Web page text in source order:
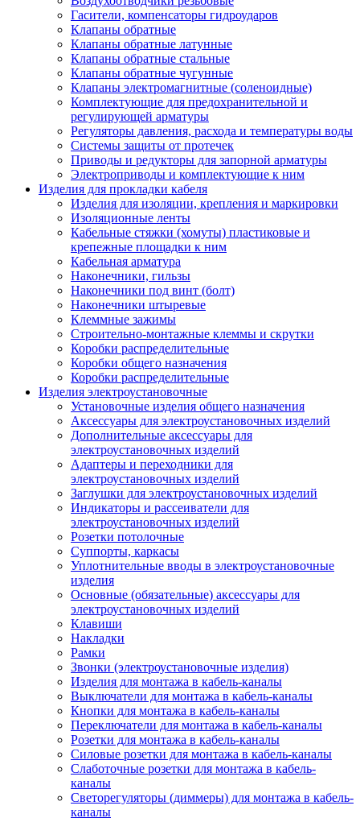
Гасители, компенсаторы гидроударов
Клапаны обратные
Клапаны обратные латунные
Клапаны обратные стальные
Клапаны обратные чугунные
Клапаны электромагнитные (соленоидные)
Комплектующие для предохранительной и
регулирующей арматуры
Регуляторы давления, расхода и температуры воды
Системы защиты от протечек
Приводы и редукторы для запорной арматуры
Электроприводы и комплектующие к ним
Изделия для прокладки кабеля
Изделия для изоляции, крепления и маркировки
Изоляционные ленты
Кабельные стяжки (хомуты) пластиковые и
крепежные площадки к ним
Кабельная арматура
Наконечники, гильзы
Наконечники под винт (болт)
Наконечники штыревые
Клеммные зажимы
Строительно-монтажные клеммы и скрутки
Коробки распределительные
Коробки общего назначения
Коробки распределительные
Изделия электроустановочные
Установочные изделия общего назначения
Аксессуары для электроустановочных изделий
Дополнительные аксессуары для
электроустановочных изделий
Адаптеры и переходники для
электроустановочных изделий
Заглушки для электроустановочных изделий
Индикаторы и рассеиватели для
электроустановочных изделий
Розетки потолочные
Суппорты, каркасы
Уплотнительные вводы в электроустановочные
изделия
Основные (обязательные) аксессуары для
электроустановочных изделий
Клавиши
Накладки
Рамки
Звонки (электроустановочные изделия)
Изделия для монтажа в кабель-каналы
Выключатели для монтажа в кабель-каналы
Кнопки для монтажа в кабель-каналы
Переключатели для монтажа в кабель-каналы
Розетки для монтажа в кабель-каналы
Силовые розетки для монтажа в кабель-каналы
Слаботочные розетки для монтажа в кабель-
каналы
Светорегуляторы (диммеры) для монтажа в кабель-
каналы